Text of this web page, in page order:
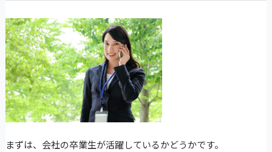
まずは、会社の卒業生が活躍しているかどうかです。